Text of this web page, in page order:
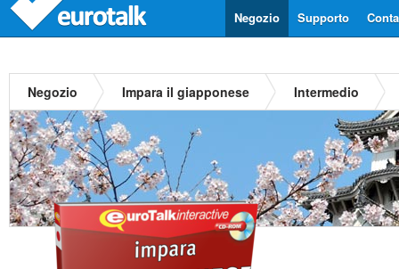
Supporto
Negozio
Negozio Impara il giapponese Intermedio